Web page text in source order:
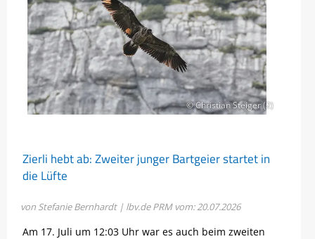
© Christian Steiger (2)
Zierli hebt ab: Zweiter junger Bartgeier startet in
die Lüfte
von Stefanie Bernhardt | lbv.dePRM vom: 20.07.2026
Am 17. Juli um 12:03 Uhr war es auch beim zweiten